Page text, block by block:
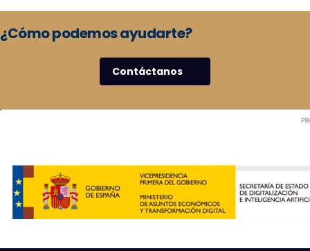
¿Cómo podemos ayudarte?
Contáctanos